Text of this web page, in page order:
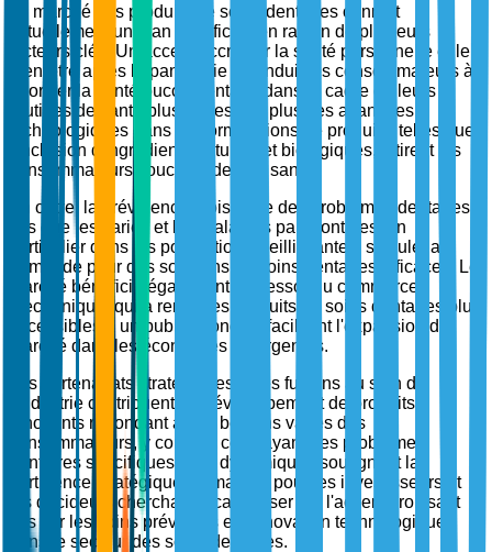
Le marché des produits de soins dentaires connaît
actuellement un élan significatif en raison de plusieurs
facteurs clés. Un accent accru sur la santé personnelle et le
bien-être après la pandémie a conduit les consommateurs à
prioriser la santé bucco-dentaire dans le cadre de leurs
routines de santé plus larges. De plus, les avancées
technologiques dans les formulations de produits, telles que
l'inclusion d'ingrédients naturels et biologiques, attirent les
consommateurs soucieux de leur santé.
En outre, la prévalence croissante des problèmes dentaires,
tels que les caries et les maladies parodontales, en
particulier dans les populations vieillissantes, stimule la
demande pour des solutions de soins dentaires efficaces. Le
marché bénéficie également de l'essor du commerce
électronique, qui a rendu les produits de soins dentaires plus
accessibles à un public mondial, facilitant l'expansion du
marché dans les économies émergentes.
Les partenariats stratégiques et les fusions au sein de
l'industrie contribuent au développement de produits
innovants répondant à des besoins variés des
consommateurs, y compris ceux ayant des problèmes
dentaires spécifiques. Ces dynamiques soulignent la
pertinence stratégique du marché pour les investisseurs et
les décideurs cherchant à capitaliser sur l'accent croissant
mis sur les soins préventifs et l'innovation technologique
dans le secteur des soins dentaires.